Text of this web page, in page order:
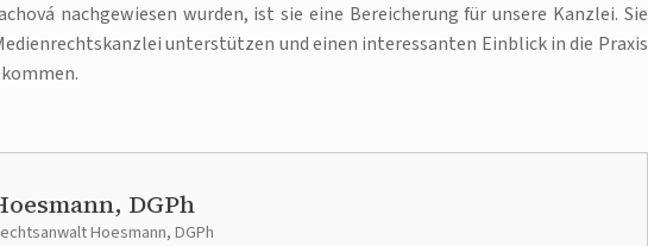
nachgewiesen wurden, ist sie eine Bereicherung für unsere Kanzlei. Sie
unterstützen und einen interessanten Einblick in die Praxis
DGPh
Hoesmann, DGPh